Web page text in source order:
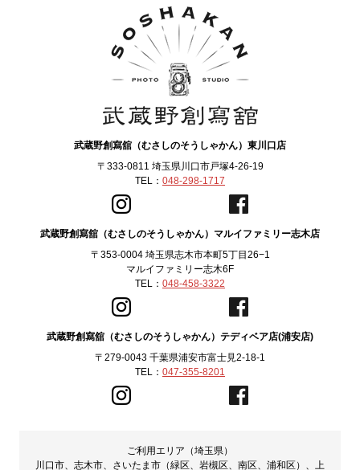
武蔵野創寫舘（むさしのそうしゃかん）東川口店
〒333-0811 埼玉県川口市戸塚4-26-19
TEL： 048-298-1717
武蔵野創寫舘（むさしのそうしゃかん）マルイファミリー志木店
〒353-0004 埼玉県志木市本町5丁目26−1
マルイファミリー志木6F
TEL： 048-458-3322
武蔵野創寫舘（むさしのそうしゃかん）テディベア店(浦安店)
〒279-0043 千葉県浦安市富士見2-18-1
TEL： 047-355-8201
ご利用エリア（埼玉県）
川口市、志木市、さいたま市（緑区、岩槻区、南区、浦和区）、上